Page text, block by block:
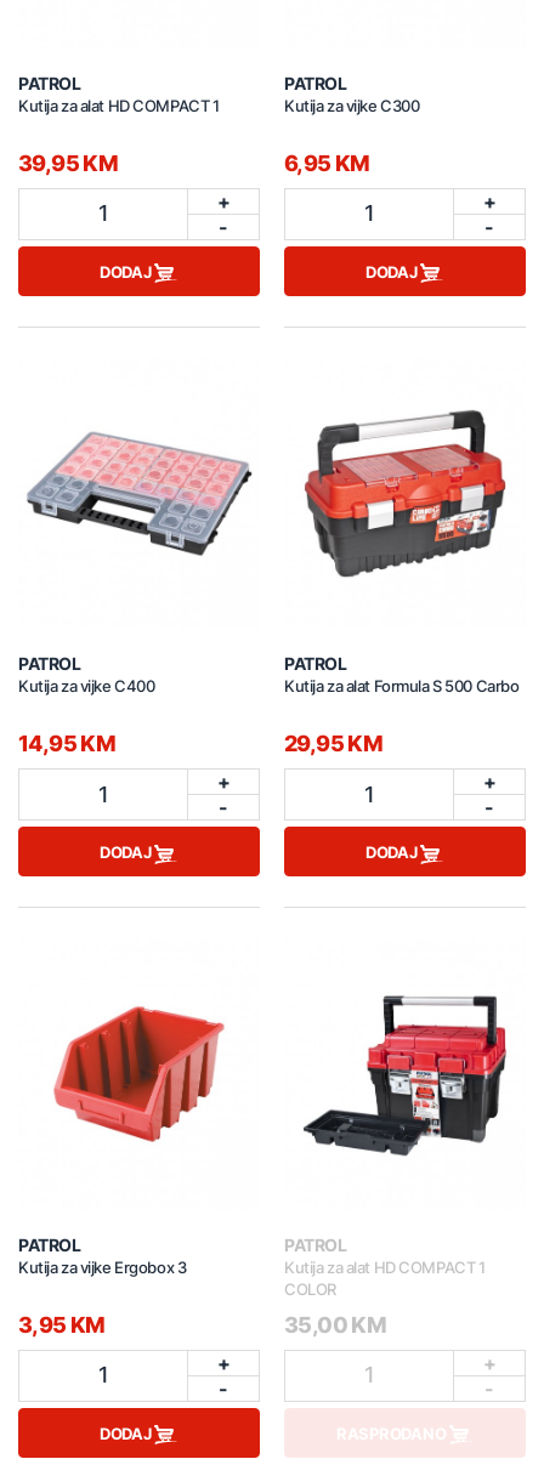
PATROL
Kutija za alat HD COMPACT 1
39,95 KM
1
+
-
DODAJ
PATROL
Kutija za vijke C300
6,95 KM
1
+
-
DODAJ
PATROL
Kutija za vijke C400
14,95 KM
1
+
-
DODAJ
PATROL
Kutija za alat Formula S 500 Carbo
29,95 KM
1
+
-
DODAJ
PATROL
Kutija za vijke Ergobox 3
3,95 KM
1
+
-
DODAJ
PATROL
Kutija za alat HD COMPACT 1
COLOR
35,00 KM
1
+
-
RASPRODANO